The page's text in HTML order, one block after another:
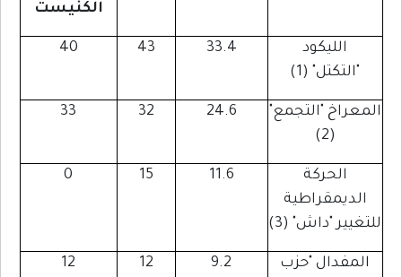
الكنيست
40 43 33.4
الليكود
"التكتل" (1)
33 32 24.6
المعراخ "التجمع"
(2)
0 15 11.6
الحركة
الديمقراطية
للتغيير "داش" (3)
12 12 9.2 المفدال "حزب